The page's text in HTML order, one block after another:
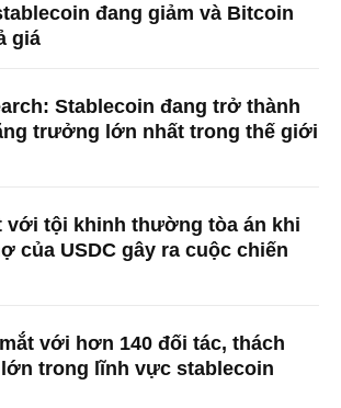
đang giảm và Bitcoin
giá
Stablecoin đang trở thành
trưởng lớn nhất trong thế giới
với tội khinh thường tòa án khi
của USDC gây ra cuộc chiến
với hơn 140 đối tác, thách
trong lĩnh vực stablecoin